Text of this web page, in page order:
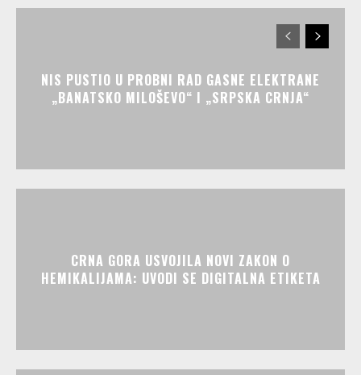
NIS PUSTIO U PROBNI RAD GASNE ELEKTRANE
„BANATSKO MILOŠEVO“ I „SRPSKA CRNJA“
CRNA GORA USVOJILA NOVI ZAKON O
HEMIKALIJAMA: UVODI SE DIGITALNA ETIKETA